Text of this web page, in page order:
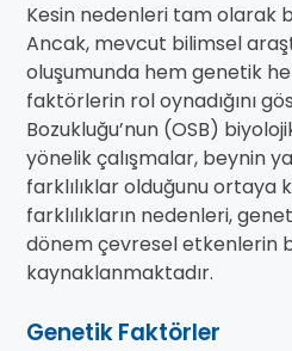
Kesin nedenleri tam olarak
Ancak, mevcut bilimsel
oluşumunda hem genetik
faktörlerin rol oynadığını
Bozukluğu’nun (OSB)
yönelik çalışmalar, beynin
farklılıklar olduğunu ortaya
farklılıkların nedenleri,
dönem çevresel etkenlerin
kaynaklanmaktadır.
Genetik Faktörler